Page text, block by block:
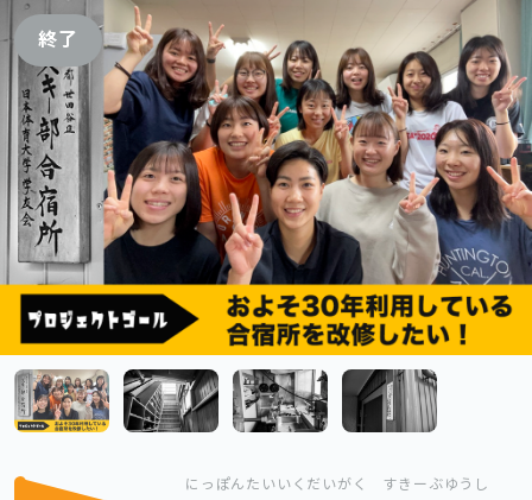
終了
にっぽんたいいくだいがく すきーぶゆうし